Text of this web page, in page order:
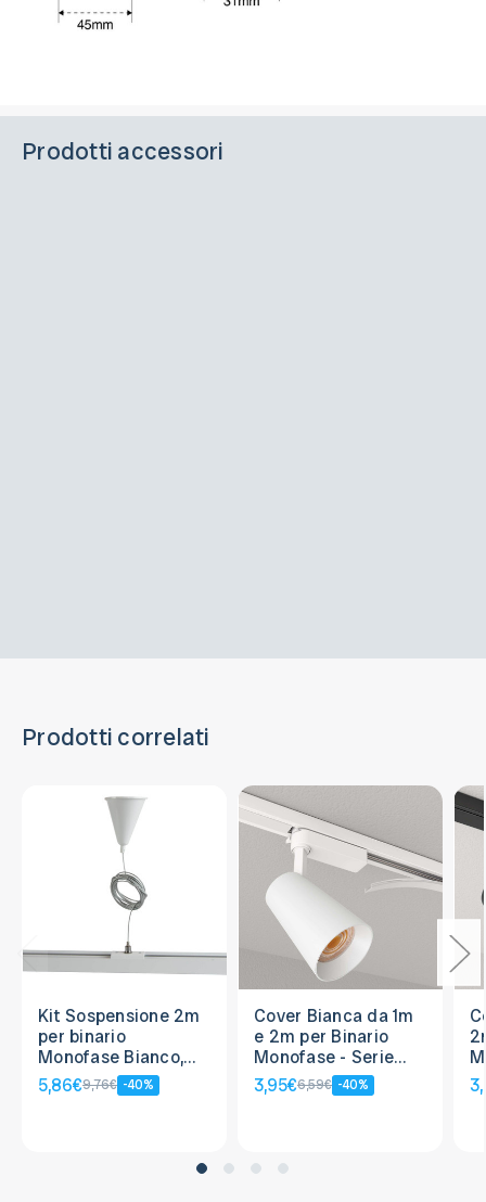
Prodotti accessori
Prodotti correlati
Kit Sospensione 2m
per binario
Monofase Bianco,
serie "Solid"
5,86€9,76€ -40%
Cover Bianca da 1m
e 2m per Binario
Monofase - Serie
Solid
3,95€6,59€ -40%